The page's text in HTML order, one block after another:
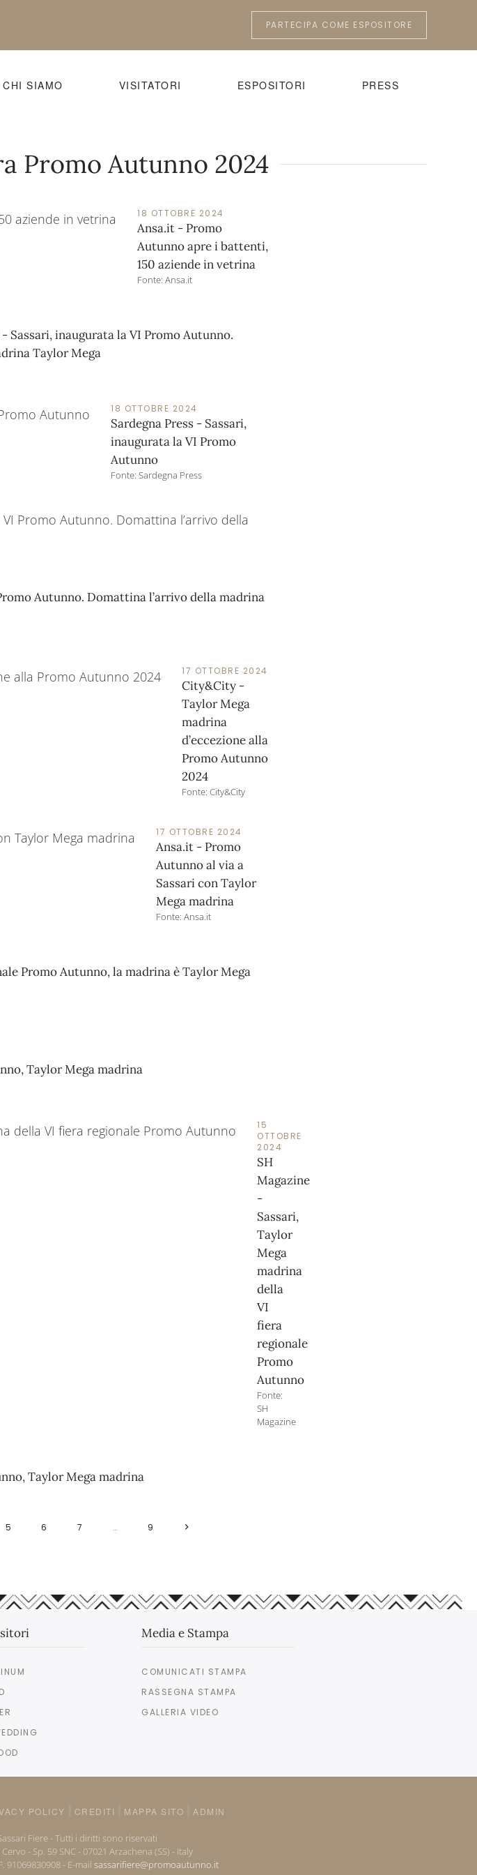
PARTECIPA COME ESPOSITORE
CHI SIAMO VISITATORI ESPOSITORI PRESS
Promo Autunno 2024
18 OTTOBRE 2024
Ansa.it - Promo
Autunno apre i battenti,
150 aziende in vetrina
Fonte: Ansa.it
Sassari, inaugurata la VI Promo Autunno.
Taylor Mega
18 OTTOBRE 2024
Sardegna Press - Sassari,
inaugurata la VI Promo
Autunno
Fonte: Sardegna Press
Autunno. Domattina l’arrivo della madrina
17 OTTOBRE 2024
City&City -
Taylor Mega
madrina
d’eccezione alla
Promo Autunno
2024
Fonte: City&City
17 OTTOBRE 2024
Ansa.it - Promo
Autunno al via a
Sassari con Taylor
Mega madrina
Fonte: Ansa.it
Promo Autunno, la madrina è Taylor Mega
Taylor Mega madrina
15
OTTOBRE
2024
SH
Magazine
-
Sassari,
Taylor
Mega
madrina
della
VI
fiera
regionale
Promo
Autunno
Fonte:
SH
Magazine
Taylor Mega madrina
5 6 7 … 9
Media e Stampa
COMUNICATI STAMPA
RASSEGNA STAMPA
GALLERIA VIDEO
POLICY CREDITI MAPPA SITO ADMIN
Fiere - Tutti i diritti sono riservati
- Sp. 59 SNC - 07021 Arzachena (SS) - Italy
91069830908 - E-mail sassarifiere@promoautunno.it